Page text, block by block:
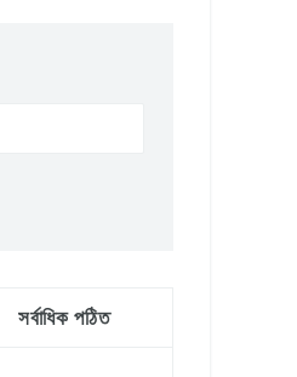
সর্বাধিক পঠিত